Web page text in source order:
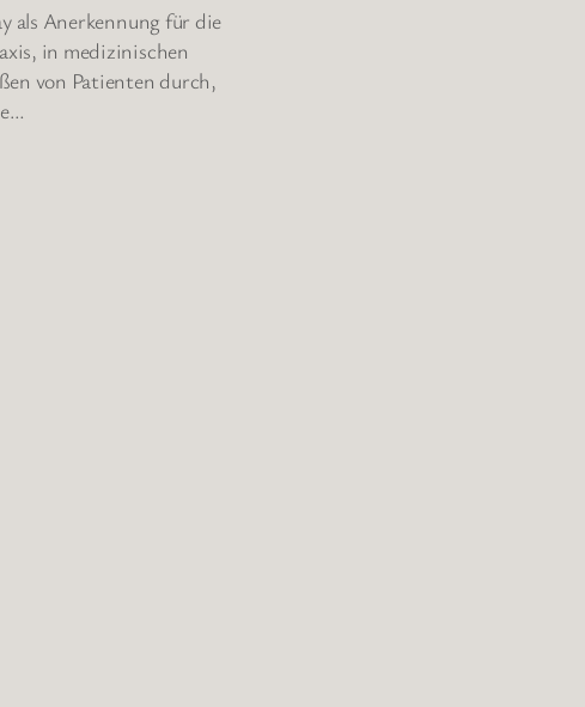
als Anerkennung für die
in medizinischen
von Patienten durch,